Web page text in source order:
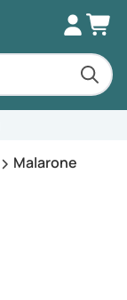
Malarone